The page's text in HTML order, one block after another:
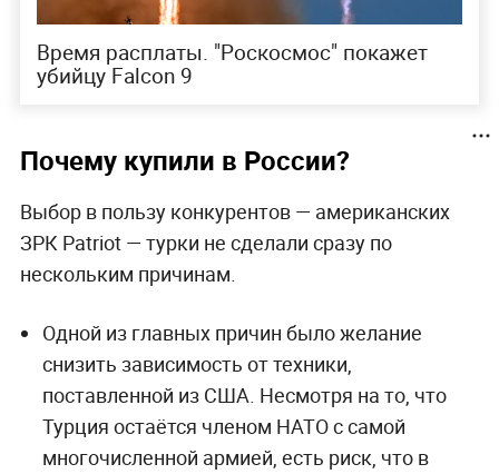
Время расплаты. "Роскосмос" покажет
убийцу Falcon 9
Почему купили в России?
Выбор в пользу конкурентов — американских
ЗРК Patriot — турки не сделали сразу по
нескольким причинам.
Одной из главных причин было желание
снизить зависимость от техники,
поставленной из США. Несмотря на то, что
Турция остаётся членом НАТО с самой
многочисленной армией, есть риск, что в